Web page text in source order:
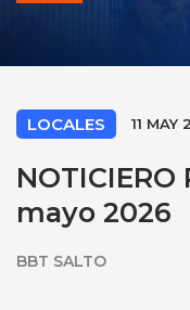
LOCALES 11 MAY
NOTICIERO
mayo 2026
BBT SALTO